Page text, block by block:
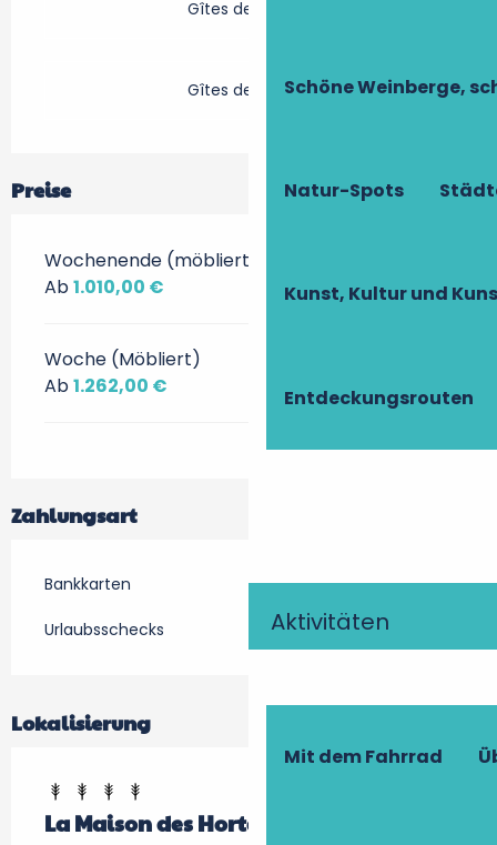
Schöne Weinberge,
Natur-Spots
Kunst, Kultur und
Entdeckungsrouten
Aktivitäten
Mit dem Fahrrad
Gîtes de France
Gîtes de France
Preise
Wochenende (möbliert)
Ab1.010,00 €
Woche (Möbliert)
Ab1.262,00 €
Zahlungsart
Bankkarten
Urlaubsschecks
Lokalisierung
La Maison des Hortensias II